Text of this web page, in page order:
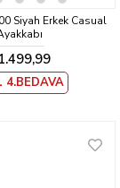
Siyah Erkek Casual
4.BEDAVA